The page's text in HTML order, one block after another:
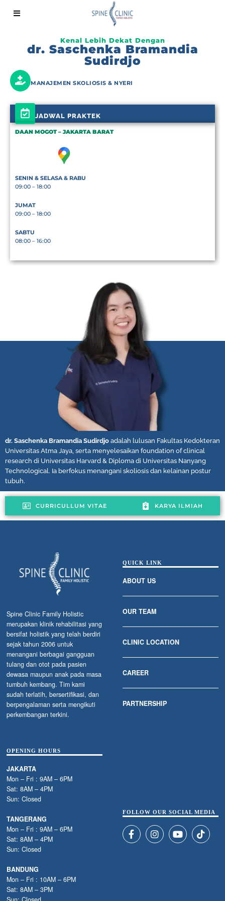
Kenal Lebih Dekat Dengan
dr. Saschenka Bramandia
Sudirdjo
MANAJEMEN SKOLIOSIS & NYERI
JADWAL PRAKTEK
DAAN MOGOT – JAKARTA BARAT
SENIN & SELASA & RABU
09:00 – 18:00
JUMAT
09:00 – 18:00
SABTU
08:00 – 16:00
dr. Saschenka Bramandia Sudirdjo adalah lulusan Fakultas Kedokteran
Universitas Atma Jaya, serta menyelesaikan foundation of clinical
research di Universitas Harvard & Diploma di Universitas Nanyang
Technological. Ia berfokus menangani skoliosis dan kelainan postur
tubuh.
CURRICULLUM VITAE KARYA ILMIAH
Spine Clinic Family Holistic
merupakan klinik rehabilitasi yang
bersifat holistik yang telah berdiri
sejak tahun 2006 untuk
menangani berbagai gangguan
tulang dan otot pada pasien
dewasa maupun anak pada masa
tumbuh kembang. Tim kami
sudah terlatih, bersertifikasi, dan
berpengalaman serta mengikuti
perkembangan terkini.
QUICK LINK
ABOUT US
OUR TEAM
CLINIC LOCATION
CAREER
PARTNERSHIP
OPENING HOURS
JAKARTA
Mon – Fri : 9AM – 6PM
Sat: 8AM – 4PM
Sun: Closed
TANGERANG
Mon – Fri : 9AM – 6PM
Sat: 8AM – 4PM
Sun: Closed
BANDUNG
Mon – Fri : 10AM – 6PM
Sat: 8AM – 3PM
FOLLOW OUR SOCIAL MEDIA